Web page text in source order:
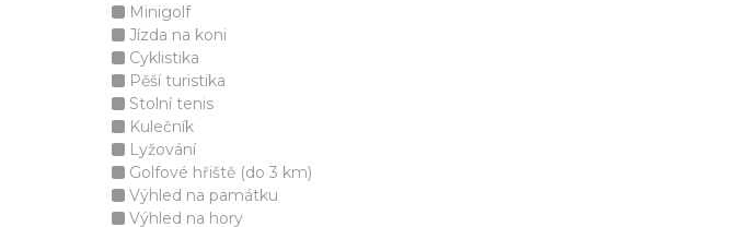
Minigolf
Jízda na koni
Cyklistika
Pěší turistika
Stolní tenis
Kulečník
Lyžování
Golfové hřiště (do 3 km)
Výhled na památku
Výhled na hory